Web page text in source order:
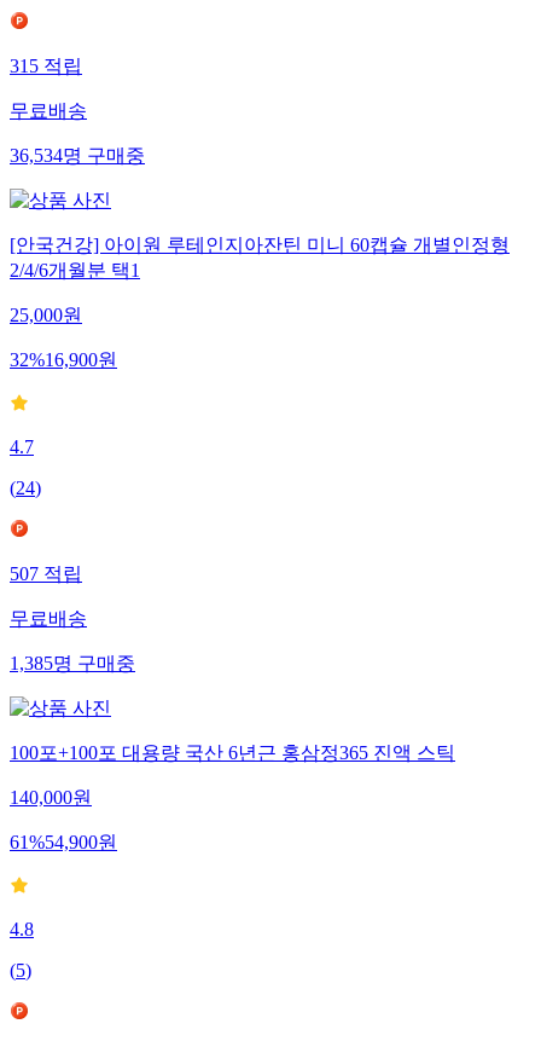
315적립
무료배송
36,534명구매중
[안국건강] 아이원 루테인지아잔틴 미니 60캡슐 개별인정형
2/4/6개월분 택1
25,000원
32%16,900원
4.7
(24)
507적립
무료배송
1,385명구매중
100포+100포 대용량 국산 6년근 홍삼정365 진액 스틱
140,000원
61%54,900원
4.8
(5)